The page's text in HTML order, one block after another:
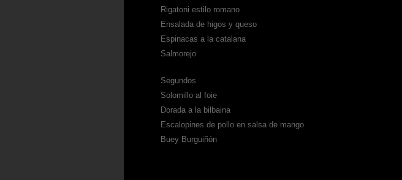
Rigatoni estilo romano
Ensalada de higos y queso
Espinacas a la catalana
Salmorejo
Segundos
Solomillo al foie
Dorada a la bilbaina
Escalopines de pollo en salsa de mango
Buey Burguiñón